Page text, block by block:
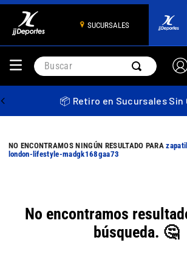
SUCURSALES
Buscar
📦 Retiro en Sucursales Sin
london-lifestyle-madgk168gaa73
No encontramos
búsqueda. 🤔